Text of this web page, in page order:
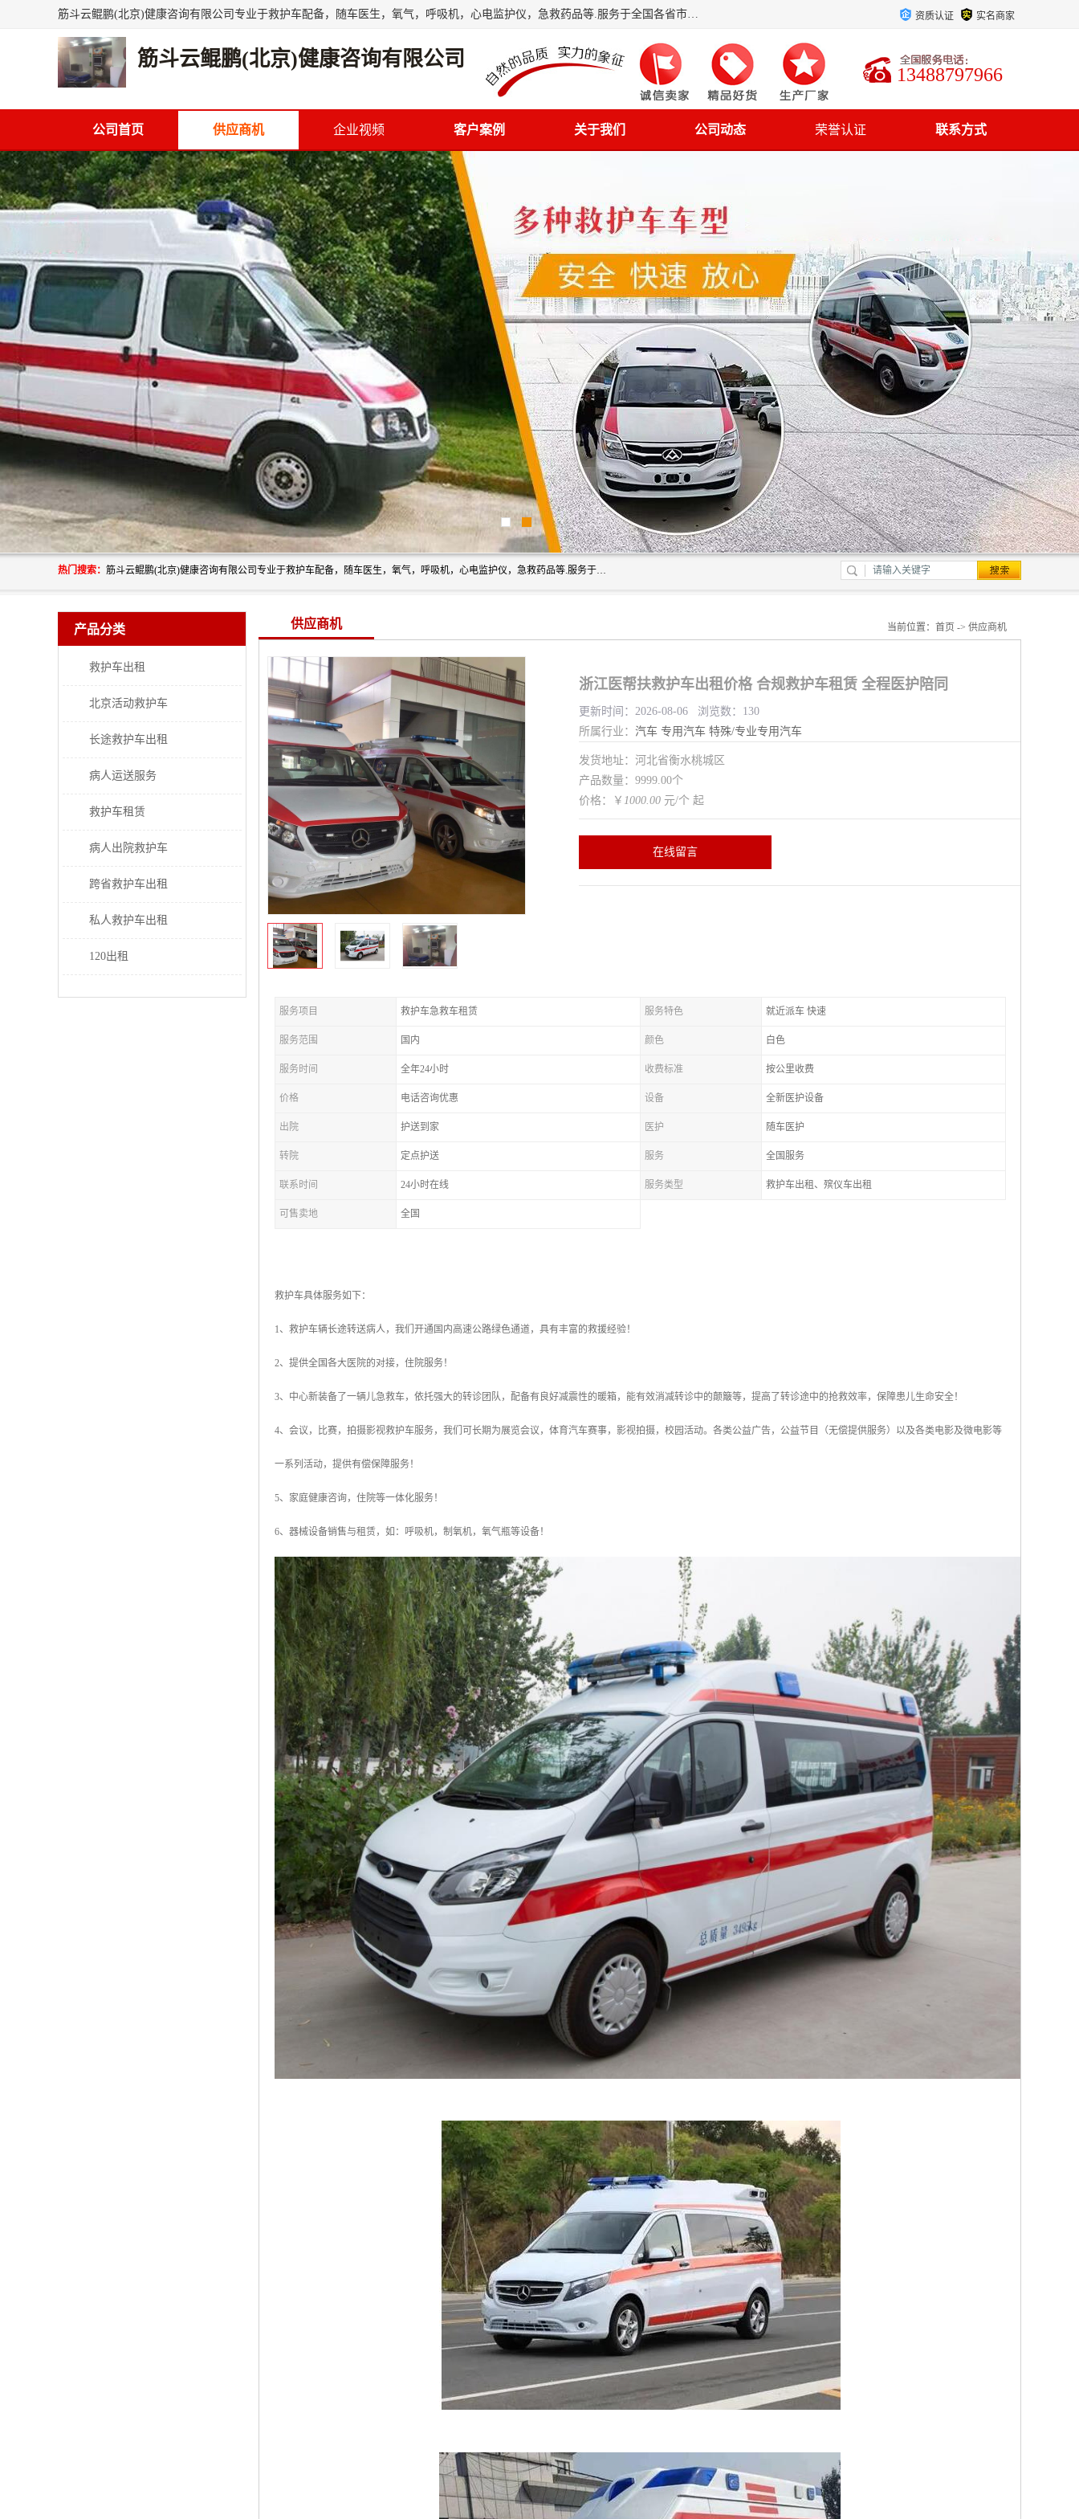
筋斗云鲲鹏(北京)健康咨询有限公司专业于救护车配备，随车医生，氧气，呼吸机，心电监护仪，急救药品等.服务于全国各省市之间伤病员和病愈者及家属的往返接送，及其他需要救护车特需服务的各项业务；承接各种会议、比赛、影视拍摄等所需的救护车服务；承接跨各省市救护*、救护车送病人到机场和火车站等各个指定区域。 资质认证 实名商家
筋斗云鲲鹏(北京)健康咨询有限公司
13488797966
公司首页 供应商机 企业视频 客户案例 关于我们 公司动态 荣誉认证 联系方式
热门搜索： 筋斗云鲲鹏(北京)健康咨询有限公司专业于救护车配备，随车医生，氧气，呼吸机，心电监护仪，急救药品等.服务于全国各省市之间伤病员和病愈者及家属的往返接送，及其他需要救护车特需服务的各项业务；承接各种会议、比赛、影视拍摄等所需的救护车服务；承接跨各省市救护*、救护车送病人到机场和火车站等各个指定区域。
产品分类
救护车出租
北京活动救护车
长途救护车出租
病人运送服务
救护车租赁
病人出院救护车
跨省救护车出租
私人救护车出租
120出租
供应商机 当前位置： 首页 -> 供应商机
浙江医帮扶救护车出租价格 合规救护车租赁 全程医护陪同
更新时间：2026-08-06 浏览数：130
所属行业： 汽车 专用汽车 特殊/专业专用汽车
发货地址：河北省衡水桃城区
产品数量：9999.00个
价格：￥ 1000.00 元/个 起
在线留言
服务项目 救护车急救车租赁 服务特色 就近派车 快速
服务范围 国内 颜色 白色
服务时间 全年24小时 收费标准 按公里收费
价格 电话咨询优惠 设备 全新医护设备
出院 护送到家 医护 随车医护
转院 定点护送 服务 全国服务
联系时间 24小时在线 服务类型 救护车出租、殡仪车出租
可售卖地 全国
救护车具体服务如下：
1、救护车辆长途转送病人，我们开通国内高速公路绿色通道，具有丰富的救援经验！
2、提供全国各大医院的对接，住院服务！
3、中心新装备了一辆儿急救车，依托强大的转诊团队，配备有良好减震性的暖箱，能有效消减转诊中的颠簸等，提高了转诊途中的抢救效率，保障患儿生命安全！
4、会议，比赛，拍摄影视救护车服务，我们可长期为展览会议，体育汽车赛事，影视拍摄，校园活动。各类公益广告，公益节目（无偿提供服务）以及各类电影及微电影等
一系列活动，提供有偿保障服务！
5、家庭健康咨询，住院等一体化服务！
6、器械设备销售与租赁，如：呼吸机，制氧机，氧气瓶等设备！